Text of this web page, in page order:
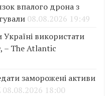
впалого дрона з
08.08.2026 19:49
використати
– The Atlantic
заморожені активи
08.08.2026 18:00